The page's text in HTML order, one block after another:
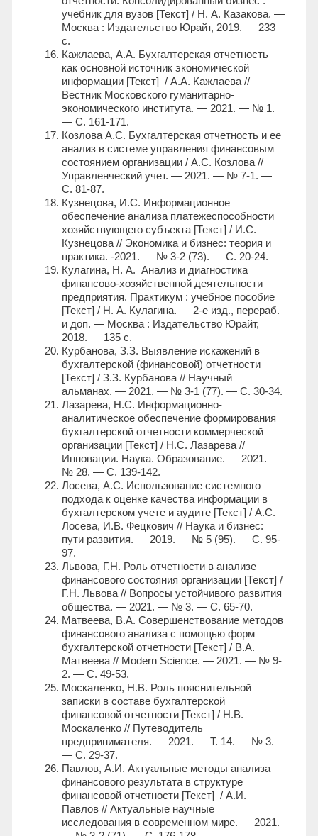
учебник для вузов [Текст] / Н. А. Казакова. —
Москва : Издательство Юрайт, 2019. — 233
с.
Кажлаева, А.А. Бухгалтерская отчетность
как основной источник экономической
информации [Текст] / А.А. Кажлаева //
Вестник Московского гуманитарно-
экономического института. — 2021. — № 1.
— С. 161-171.
Козлова А.С. Бухгалтерская отчетность и ее
анализ в системе управления финансовым
состоянием организации / А.С. Козлова //
Управленческий учет. — 2021. — № 7-1. —
С. 81-87.
Кузнецова, И.С. Информационное
обеспечение анализа платежеспособности
хозяйствующего субъекта [Текст] / И.С.
Кузнецова // Экономика и бизнес: теория и
практика. -2021. — № 3-2 (73). — С. 20-24.
Кулагина, Н. А. Анализ и диагностика
финансово-хозяйственной деятельности
предприятия. Практикум : учебное пособие
[Текст] / Н. А. Кулагина. — 2-е изд., перераб.
и доп. — Москва : Издательство Юрайт,
2018. — 135 с.
Курбанова, З.З. Выявление искажений в
бухгалтерской (финансовой) отчетности
[Текст] / З.З. Курбанова // Научный
альманах. — 2021. — № 3-1 (77). — С. 30-34.
Лазарева, Н.С. Информационно-
аналитическое обеспечение формирования
бухгалтерской отчетности коммерческой
организации [Текст] / Н.С. Лазарева //
Инновации. Наука. Образование. — 2021. —
№ 28. — С. 139-142.
Лосева, А.С. Использование системного
подхода к оценке качества информации в
бухгалтерском учете и аудите [Текст] / А.С.
Лосева, И.В. Фецкович // Наука и бизнес:
пути развития. — 2019. — № 5 (95). — С. 95-
97.
Львова, Г.Н. Роль отчетности в анализе
финансового состояния организации [Текст] /
Г.Н. Львова // Вопросы устойчивого развития
общества. — 2021. — № 3. — С. 65-70.
Матвеева, В.А. Совершенствование методов
финансового анализа с помощью форм
бухгалтерской отчетности [Текст] / В.А.
Матвеева // Modern Science. — 2021. — № 9-
2. — С. 49-53.
Москаленко, Н.В. Роль пояснительной
записки в составе бухгалтерской
финансовой отчетности [Текст] / Н.В.
Москаленко // Путеводитель
предпринимателя. — 2021. — Т. 14. — № 3.
— С. 29-37.
Павлов, А.И. Актуальные методы анализа
финансового результата в структуре
финансовой отчетности [Текст] / А.И.
Павлов // Актуальные научные
исследования в современном мире. — 2021.